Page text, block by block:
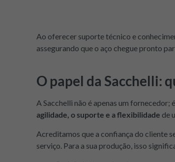
Ao oferecer suporte técnico e
assegurando que o aço chegue pronto
O papel da Sacchelli:
A Sacchelli não é apenas um
agilidade, o suporte e a flexibilidade de
Acreditamos que a confiança do cliente
serviço. Para a sua produção, isso